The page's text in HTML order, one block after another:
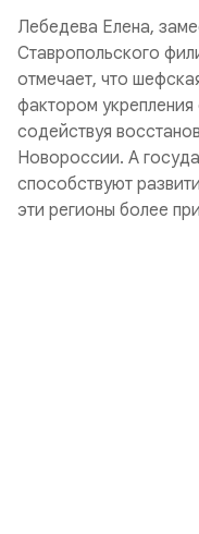
Лебедева Елена,
Ставропольского
отмечает, что
фактором
содействуя
Новороссии. А
способствуют
эти регионы более